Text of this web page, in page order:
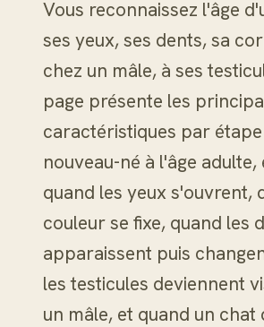
Vous reconnaissez l'âge
ses yeux, ses dents, sa
chez un mâle, à ses
page présente les
caractéristiques par étape
nouveau-né à l'âge
quand les yeux s'ouvrent,
couleur se fixe, quand les
apparaissent puis
les testicules deviennent
un mâle, et quand un chat